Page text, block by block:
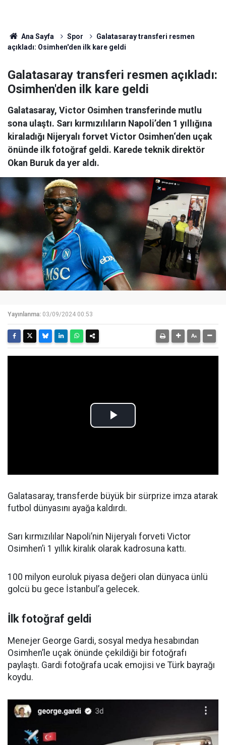
Ana Sayfa Spor
Galatasaray transferi resmen
açıkladı: Osimhen'den ilk kare geldi
Galatasaray transferi resmen açıkladı:
Osimhen'den ilk kare geldi
Galatasaray, Victor Osimhen transferinde mutlu
sona ulaştı. Sarı kırmızılıların Napoli’den 1 yıllığına
kiraladığı Nijeryalı forvet Victor Osimhen‘den uçak
önünde ilk fotoğraf geldi. Karede teknik direktör
Okan Buruk da yer aldı.
Yayınlanma: 03/09/2024 00:53
Galatasaray, transferde büyük bir sürprize imza atarak
futbol dünyasını ayağa kaldırdı.
Sarı kırmızılılar Napoli’nin Nijeryalı forveti Victor
Osimhen’i 1 yıllık kiralık olarak kadrosuna kattı.
100 milyon euroluk piyasa değeri olan dünyaca ünlü
golcü bu gece İstanbul’a gelecek.
İlk fotoğraf geldi
Menejer George Gardi, sosyal medya hesabından
Osimhen’le uçak önünde çekildiği bir fotoğrafı
paylaştı. Gardi fotoğrafa ucak emojisi ve Türk bayrağı
koydu.